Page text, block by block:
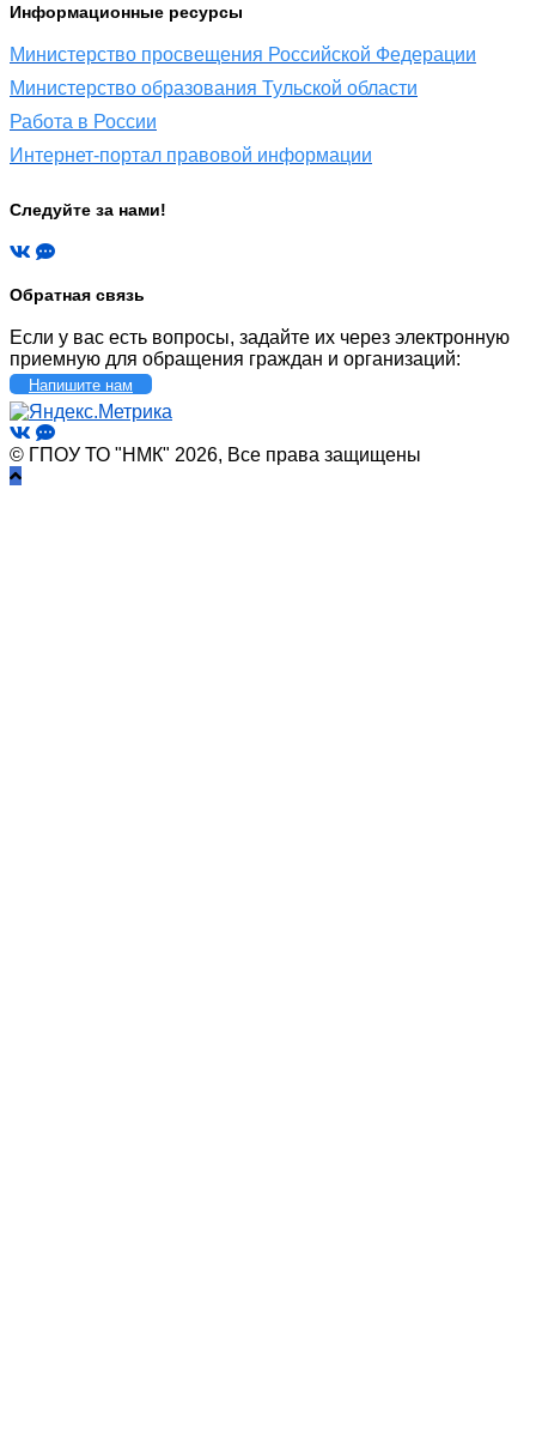
Информационные ресурсы
Министерство просвещения Российской Федерации
Министерство образования Тульской области
Работа в России
Интернет-портал правовой информации
Следуйте за нами!
Обратная связь
Если у вас есть вопросы, задайте их через электронную
приемную для обращения граждан и организаций:
Напишите нам
© ГПОУ ТО "НМК" 2026, Все права защищены